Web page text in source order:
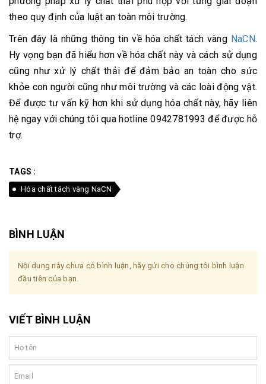
theo quy định của luật an toàn môi trường.
Trên đây là những thông tin về hóa chất tách vàng NaCN.
Hy vọng bạn đã hiểu hơn về hóa chất này và cách sử dụng
cũng như xử lý chất thải để đảm bảo an toàn cho sức
khỏe con người cũng như môi trường và các loài động vật.
Để được tư vấn kỹ hơn khi sử dụng hóa chất này, hãy liên
hệ ngay với chúng tôi qua hotline 0942781993 để được hỗ
trợ.
TAGS :
Hóa chất tách vàng NaCN
BÌNH LUẬN
Nội dung này chưa có bình luận, hãy gửi cho chúng tôi bình luận
đầu tiên của bạn.
VIẾT BÌNH LUẬN